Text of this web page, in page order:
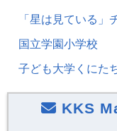
「星は見ている」
国立学園小学校
子ども大学くにた
KKS